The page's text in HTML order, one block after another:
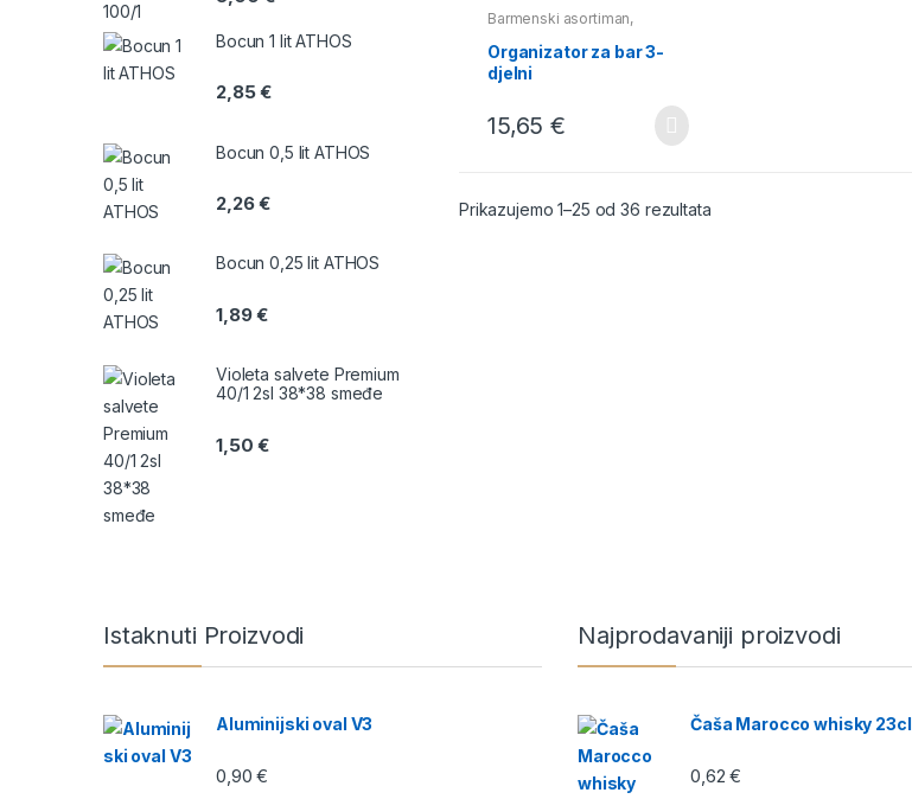
Barmenski asortiman,
Organizator za bar 3-
djelni
15,65€
Prikazujemo 1–25 od 36 rezultata
Bocun 1 lit ATHOS
2,85€
Bocun 0,5 lit ATHOS
2,26€
Bocun 0,25 lit ATHOS
1,89€
Violeta salvete Premium
40/1 2sl 38*38 smeđe
1,50€
Istaknuti Proizvodi
Aluminijski oval V3
0,90€
Najprodavaniji proizvodi
Čaša Marocco whisky 23cl
0,62€